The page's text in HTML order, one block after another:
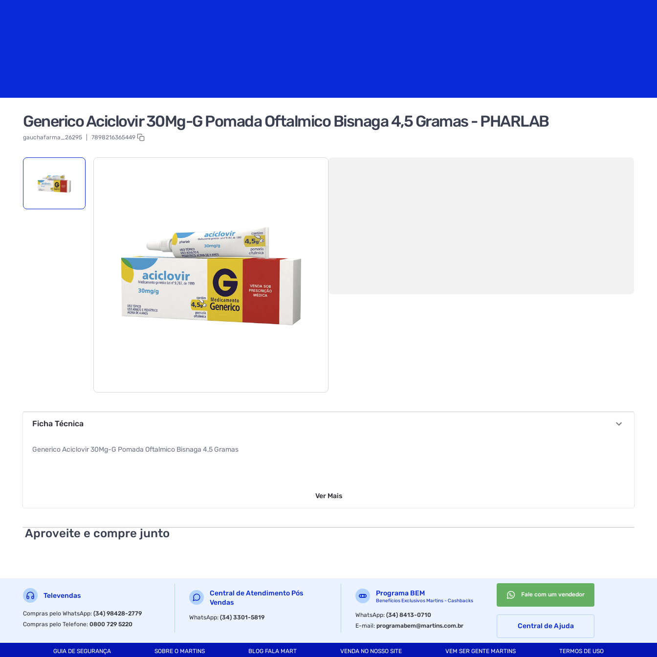
Generico Aciclovir 30Mg-G Pomada Oftalmico Bisnaga 4,5 Gramas - PHARLAB
gauchafarma_26295 7898216365449
Ficha Técnica
Generico Aciclovir 30Mg-G Pomada Oftalmico Bisnaga 4,5 Gramas
Ver Mais
Aproveite e compre junto
Televendas
Compras pelo WhatsApp:(34) 98428-2779
Compras pelo Telefone:0800 729 5220
Central de Atendimento Pós
Vendas
WhatsApp:(34) 3301-5819
Programa BEM
Benefícios Exclusivos Martins - Cashbacks
WhatsApp:(34) 8413-0710
E-mail:programabem@martins.com.br
Fale com um vendedor
Central de Ajuda
GUIA DE SEGURANÇA SOBRE O MARTINS BLOG FALA MART VENDA NO NOSSO SITE VEM SER GENTE MARTINS TERMOS DE USO